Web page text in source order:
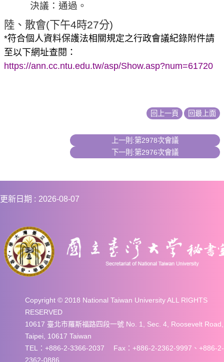
決議：通過。
陸 、散會(下午4時27分)
*符合個人資料保護法相關規定之行政會議紀錄附件請
至以下網址查閱 ：
https://ann.cc.ntu.edu.tw/asp/Show.asp?num=61720
回上一頁 回最上面
上一則:第2978次會議
下一則:第2976次會議
更新日期 2026-08-07
Copyright © 2018 National Taiwan University ALL RIGHTS
RESERVED
10617 臺北市羅斯福路四段一號 No. 1, Sec. 4, Roosevelt Road,
Taipei, 10617 Taiwan
TEL：+886-2-3366-2037 Fax：+886-2-2362-9997、+886-2-
2362-0886